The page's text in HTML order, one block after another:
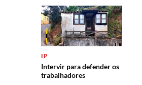
IP
Intervir para defender os
trabalhadores